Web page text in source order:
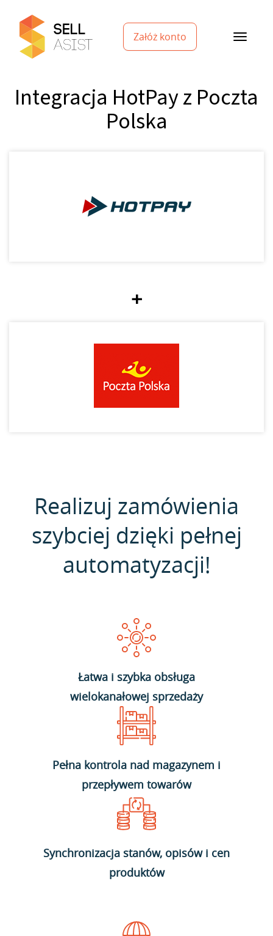
Załóż konto
Integracja HotPay z Poczta
Polska
+
Realizuj zamówienia
szybciej dzięki pełnej
automatyzacji!
Łatwa i szybka obsługa
wielokanałowej sprzedaży
Pełna kontrola nad magazynem i
przepływem towarów
Synchronizacja stanów, opisów i cen
produktów